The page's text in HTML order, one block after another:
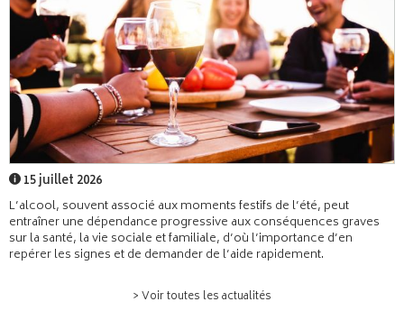
15 juillet 2026
L’alcool, souvent associé aux moments festifs de l’été, peut
entraîner une dépendance progressive aux conséquences graves
sur la santé, la vie sociale et familiale, d’où l’importance d’en
repérer les signes et de demander de l’aide rapidement.
> Voir toutes les actualités